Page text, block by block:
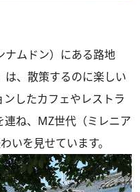
ムドン）にある路地
は、散策するのに楽しい
したカフェやレストラ
連ね、MZ世代（ミレニア
いを見せています。